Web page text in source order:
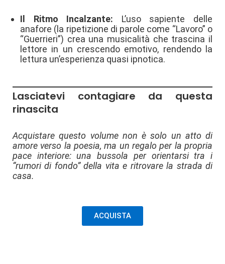
Il Ritmo Incalzante: L’uso sapiente delle
anafore (la ripetizione di parole come “Lavoro” o
“Guerrieri”) crea una musicalità che trascina il
lettore in un crescendo emotivo, rendendo la
lettura un’esperienza quasi ipnotica.
Lasciatevi contagiare da questa
rinascita
Acquistare questo volume non è solo un atto di
amore verso la poesia, ma un regalo per la propria
pace interiore: una bussola per orientarsi tra i
“rumori di fondo” della vita e ritrovare la strada di
casa.
ACQUISTA